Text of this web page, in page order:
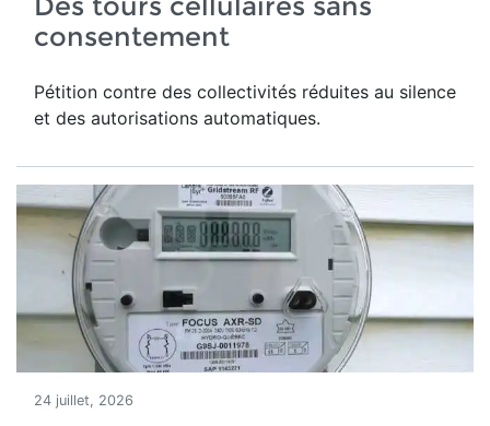
consentement
Pétition contre des collectivités réduites au silence
et des autorisations automatiques.
24 juillet, 2026